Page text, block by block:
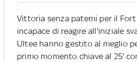
Vittoria senza patemi per il
incapace di reagire all'iniziale
Ultee hanno gestito al meglio
primo momento chiave al 25'